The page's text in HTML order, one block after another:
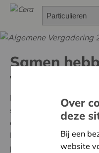
Samen
voor elkaar
Met 400.000
strafste en warmste
een financiële
Die vormen een enorm
potentieel aan mensen,
Over
deze
Bij een
website